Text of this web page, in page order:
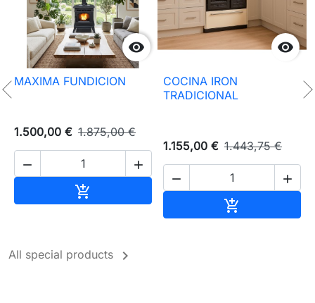

MAXIMA FUNDICION
1.500,00 € 1.875,00 €
 
 Añadir al carrito

COCINA IRON
TRADICIONAL
1.155,00 € 1.443,75 €
 

All special products 